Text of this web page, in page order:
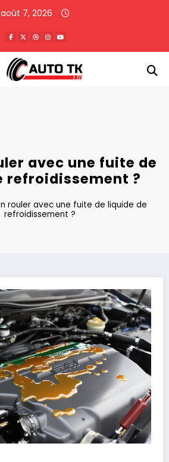
août 7, 2026
avec une fuite de
refroidissement ?
rouler avec une fuite de liquide de
refroidissement ?